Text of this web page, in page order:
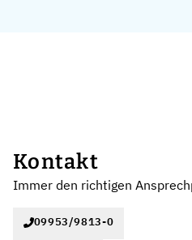
Kontakt
Immer den richtigen
09953/9813-0